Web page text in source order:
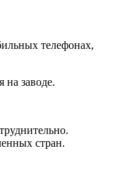
телефонах,
на заводе.
стран.